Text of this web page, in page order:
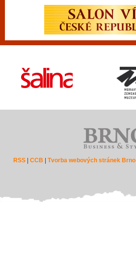
RSS |CCB |Tvorba webových stránek Brno